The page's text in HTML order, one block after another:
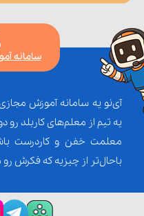
سامانه
آی‌نو یه سامانه آموزش
یه تیم از معلم‌‌های کاربلد رو
معلمت خفن و کاردرست
باحال‌تر از چیزیه که فکرش